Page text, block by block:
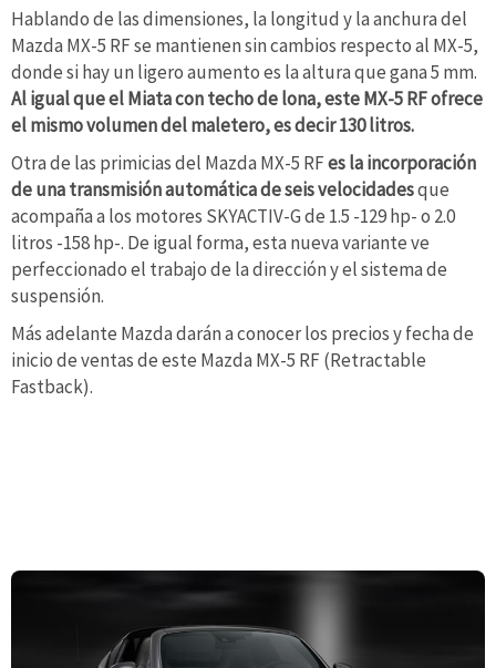
Hablando de las dimensiones, la longitud y la anchura del
Mazda MX-5 RF se mantienen sin cambios respecto al MX-5,
donde si hay un ligero aumento es la altura que gana 5 mm.
Al igual que el Miata con techo de lona, este MX-5 RF ofrece
el mismo volumen del maletero, es decir 130 litros.
Otra de las primicias del Mazda MX-5 RFes la incorporación
de una transmisión automática de seis velocidadesque
acompaña a los motores SKYACTIV-G de 1.5 -129 hp- o 2.0
litros -158 hp-. De igual forma, esta nueva variante ve
perfeccionado el trabajo de la dirección y el sistema de
suspensión.
Más adelante Mazda darán a conocer los precios y fecha de
inicio de ventas de este Mazda MX-5 RF (Retractable
Fastback).